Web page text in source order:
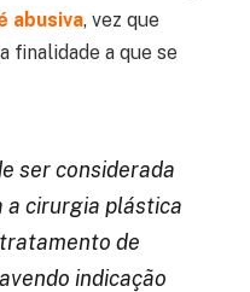
abusiva, vez que
finalidade a que se
ser considerada
cirurgia plástica
de
indicação